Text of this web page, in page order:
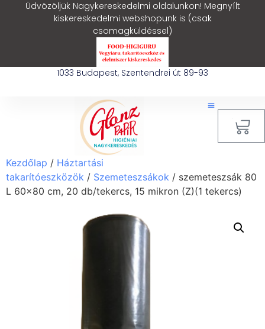
Üdvözöljük Nagykereskedelmi oldalunkon! Megnyílt
kiskereskedelmi webshopunk is (csak
csomagküldéssel)
1033 Budapest, Szentendrei út 89-93
Kezdőlap / Háztartási
takarítóeszközök / Szemeteszsákok / szemeteszsák 80
L 60×80 cm, 20 db/tekercs, 15 mikron (Z)(1 tekercs)